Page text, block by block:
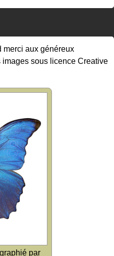
merci aux généreux
sous licence Creative
par